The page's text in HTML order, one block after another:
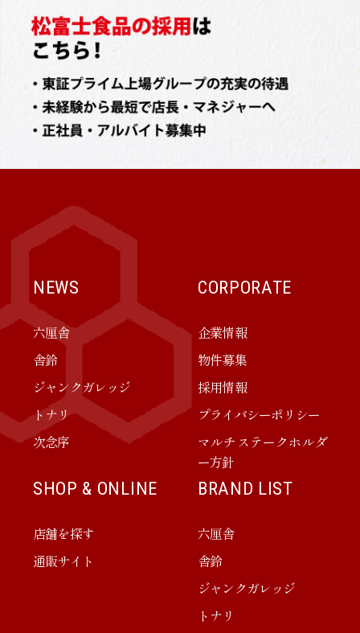
NEWS
六厘舎
舎鈴
ジャンクガレッジ
トナリ
次念序
CORPORATE
企業情報
物件募集
採用情報
プライバシーポリシー
マルチステークホルダ
ー方針
SHOP & ONLINE
店舗を探す
通販サイト
BRAND LIST
六厘舎
舎鈴
ジャンクガレッジ
トナリ